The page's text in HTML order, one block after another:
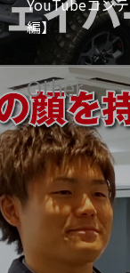
編】
Other